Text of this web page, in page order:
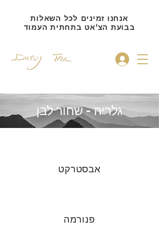
אנחנו זמינים לכל השאלות
בבועת הצ'אט בתחתית העמוד
גלריה - שחור לבן
אבסטרקט
פנורמה